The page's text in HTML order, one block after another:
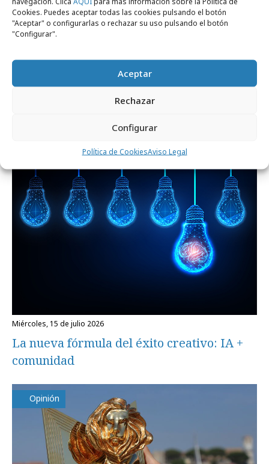
Cookies. Puedes aceptar todas las cookies pulsando el botón
"Aceptar" o configurarlas o rechazar su uso pulsando el botón
"Configurar".
Aceptar
Rechazar
Configurar
Política de CookiesAviso Legal
Formación y estudios
miércoles, 15 de julio 2026
La nueva fórmula del éxito creativo: IA +
comunidad
Opinión